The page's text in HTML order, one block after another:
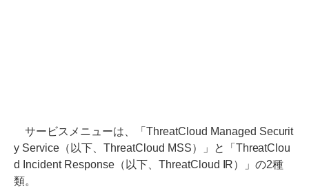
サービスメニューは、「ThreatCloud Managed Securit
y Service（以下、ThreatCloud MSS）」と「ThreatClou
d Incident Response（以下、ThreatCloud IR）」の2種
類。